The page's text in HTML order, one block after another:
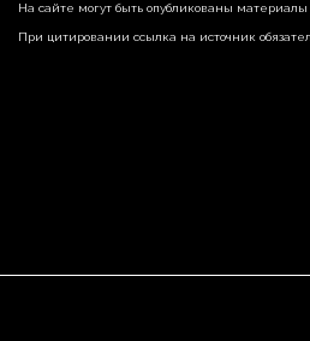
На сайте могут быть опубликованы материалы
При цитировании ссылка на источник